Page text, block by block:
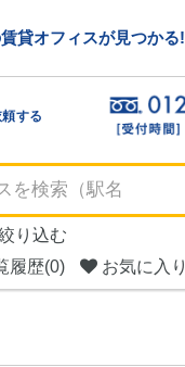
貸オフィスが見つかる!
する
り込む
履歴(0) お気に入り